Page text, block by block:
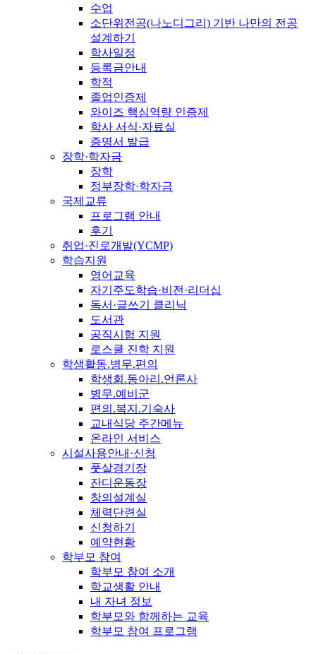
수업
소단위전공(나노디그리) 기반 나만의 전공
설계하기
학사일정
등록금안내
학적
졸업인증제
와이즈 핵심역량 인증제
학사 서식·자료실
증명서 발급
장학·학자금
장학
정부장학·학자금
국제교류
프로그램 안내
후기
취업·진로개발(YCMP)
학습지원
영어교육
자기주도학습·비전·리더십
독서·글쓰기 클리닉
도서관
공직시험 지원
로스쿨 진학 지원
학생활동.병무.편의
학생회.동아리.언론사
병무.예비군
편의.복지.기숙사
교내식당 주간메뉴
온라인 서비스
시설사용안내·신청
풋살경기장
잔디운동장
창의설계실
체력단련실
신청하기
예약현황
학부모 참여
학부모 참여 소개
학교생활 안내
내 자녀 정보
학부모와 함께하는 교육
학부모 참여 프로그램